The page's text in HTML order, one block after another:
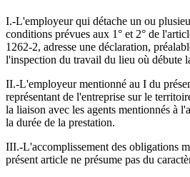
I.-L'employeur qui détache un ou
conditions prévues aux 1° et 2° de
1262-2, adresse une déclaration,
l'inspection du travail du lieu où débute
II.-L'employeur mentionné au I du
représentant de l'entreprise sur le
la liaison avec les agents mentionnés à
la durée de la prestation.
III.-L'accomplissement des obligations
présent article ne présume pas du